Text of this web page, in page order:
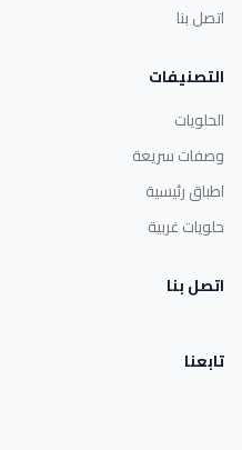
اتصل بنا
التصنيفات
الحلويات
وصفات سريعة
اطباق رئيسية
حلويات غربية
اتصل بنا
تابعنا